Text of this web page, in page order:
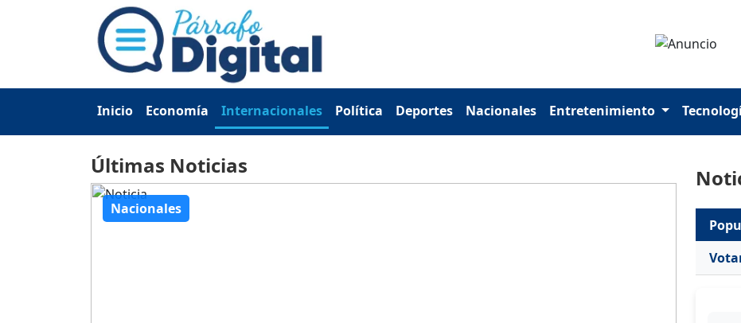
Inicio Economía Internacionales Política Deportes Nacionales Entretenimiento
Últimas Noticias
Nacionales